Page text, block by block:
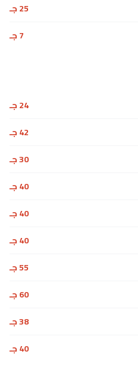
25 جـ
7 جـ
24 جـ
42 جـ
30 جـ
40 جـ
40 جـ
40 جـ
55 جـ
60 جـ
38 جـ
40 جـ